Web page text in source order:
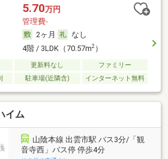
5.70万円
管理費-
2ヶ月
なし
4階 / 3LDK（70.57m2）
更新料なし
ファミリー
駐車場(近隣含) インターネット無料
イム
山陰本線 出雲市駅 バス3分/「観
音寺西」バス停 停歩4分